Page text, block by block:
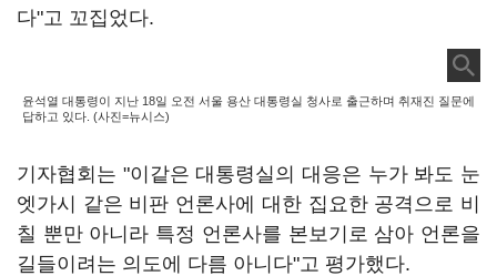
다"고 꼬집었다.
윤석열 대통령이 지난 18일 오전 서울 용산 대통령실 청사로 출근하며 취재진 질문에
답하고 있다. (사진=뉴시스)
기자협회는 "이같은 대통령실의 대응은 누가 봐도 눈
엣가시 같은 비판 언론사에 대한 집요한 공격으로 비
칠 뿐만 아니라 특정 언론사를 본보기로 삼아 언론을
길들이려는 의도에 다름 아니다"고 평가했다.